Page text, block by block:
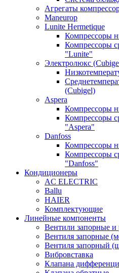
Агрегаты
Maneurop
Lunite Hermetique
Компрессоры
Компрессоры
"Lunite"
Электролюкс
(Cubigel)
Aspera
Компрессоры
Компрессоры
"Aspera"
Danfoss
Компрессоры
Компрессоры
"Danfoss"
Кондиционеры
AC ELECTRIC
Ballu
HAIER
Комплектующие
Линейные компоненты
Вентили запорные
Вентиля запорные
Вентиля запорный
Вибровставка
Клапана